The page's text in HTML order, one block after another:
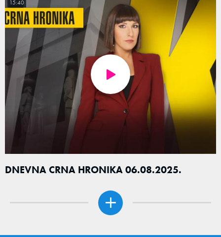
DNEVNA CRNA HRONIKA 06.08.2025.
15:40